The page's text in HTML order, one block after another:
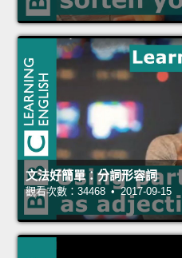
文法好簡單：分詞形容詞
觀看次數：34468 • 2017-09-15